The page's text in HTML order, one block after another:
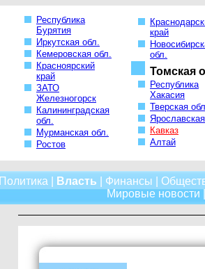
Республика
Бурятия
Иркутская обл.
Кемеровская обл.
Красноярский
край
ЗАТО
Железногорск
Калининградская
обл.
Мурманская обл.
Ростов
край
обл.
Томская
Республика
Хакасия
Тверская
Кавказ
Алтай
Политика Власть Финансы
Мировые новости